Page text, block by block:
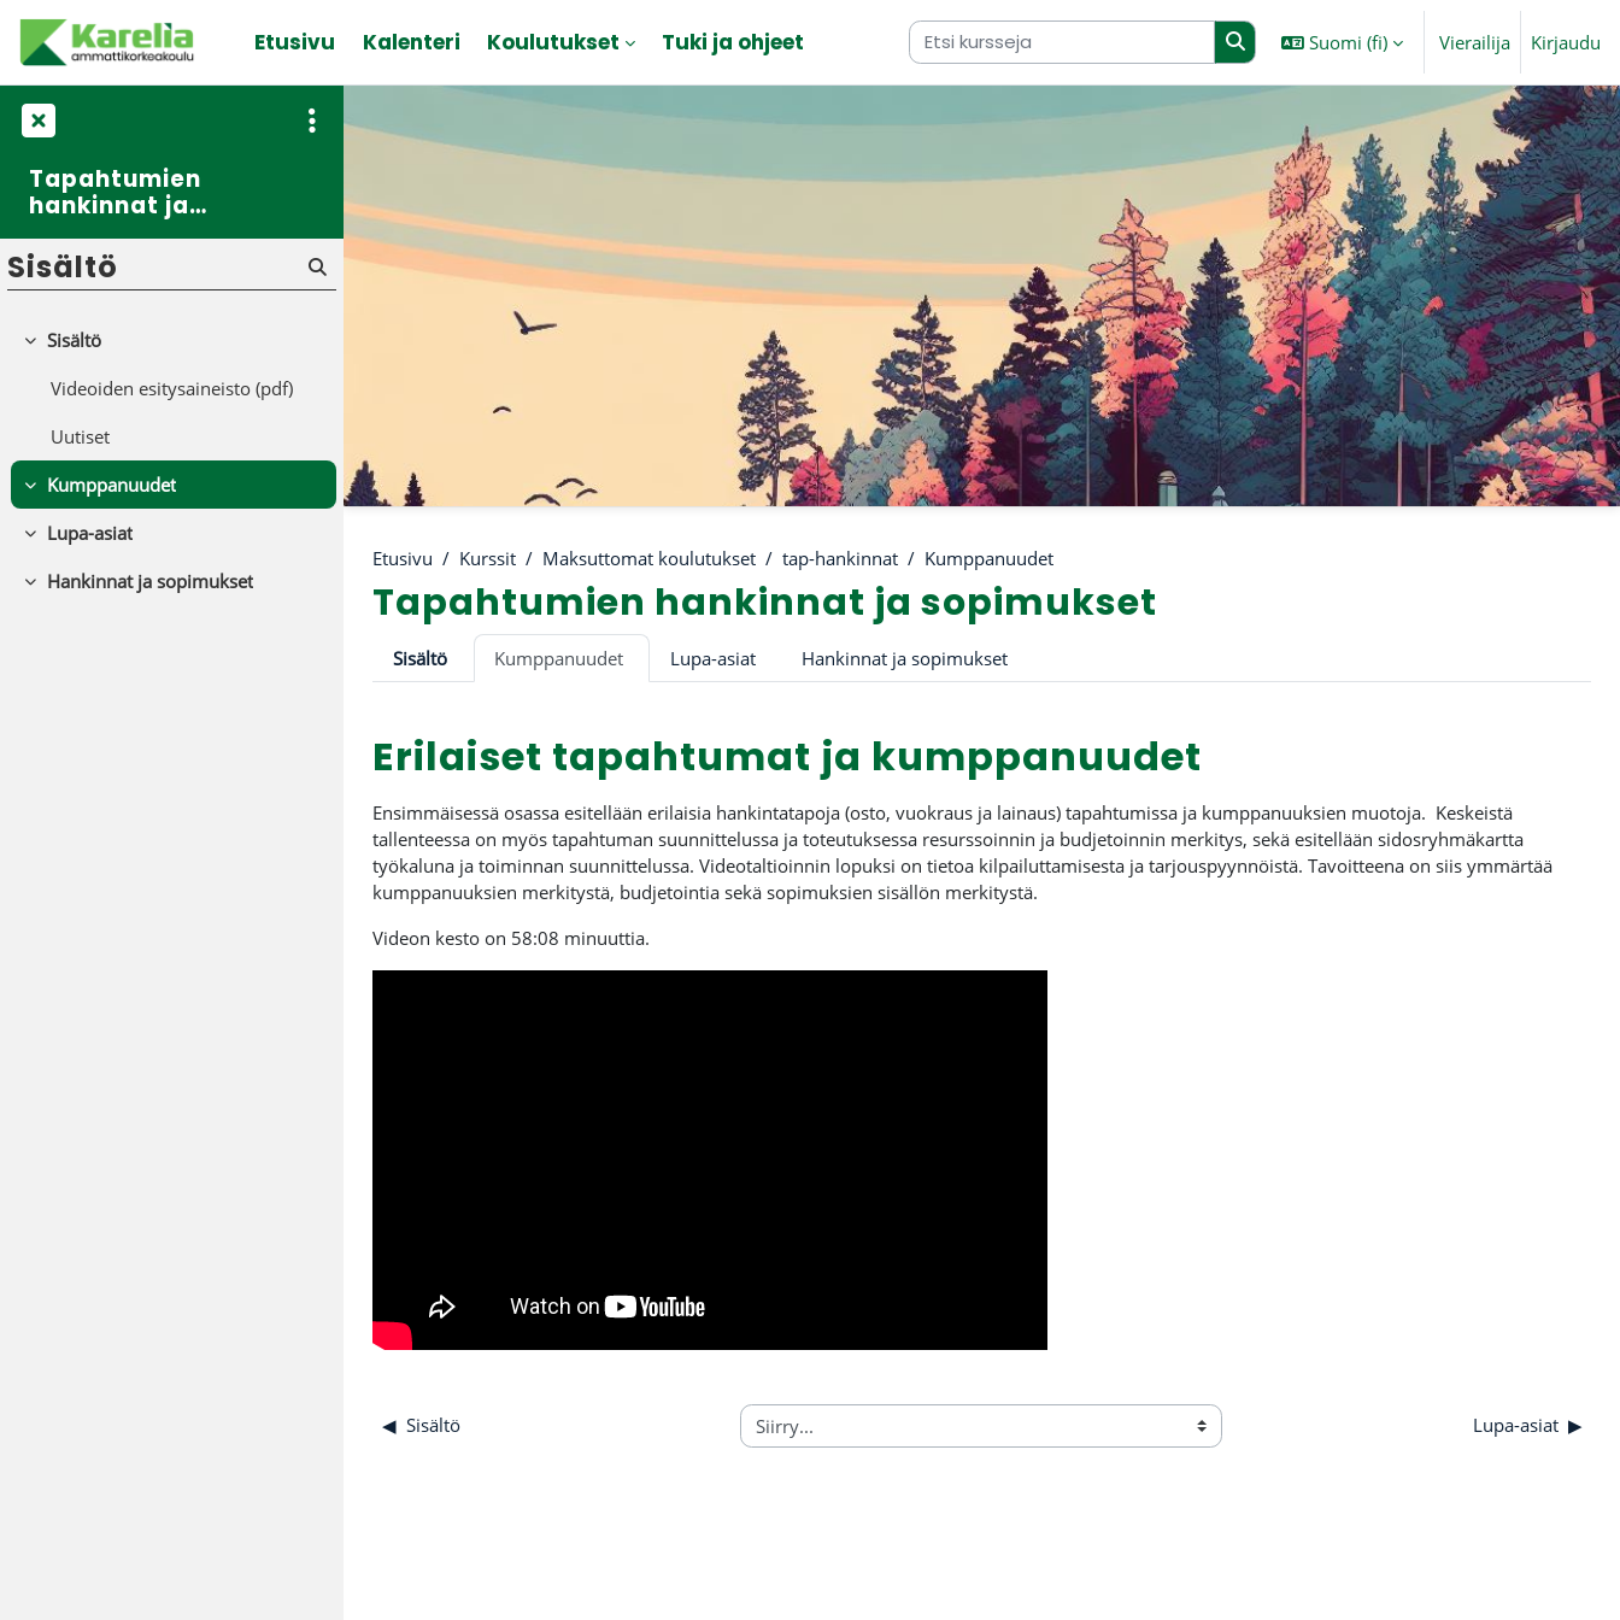
Etusivu Kalenteri Koulutukset Tuki ja ohjeet Suomi ‎(fi)‎ Vierailija Kirjaudu
Etusivu Kurssit Maksuttomat koulutukset tap-hankinnat Kumppanuudet
Tapahtumien hankinnat ja sopimukset
Osion ääriviiva
Sisältö Kumppanuudet Lupa-asiat Hankinnat ja sopimukset
Erilaiset tapahtumat ja kumppanuudet
Ensimmäisessä osassa esitellään erilaisia hankintatapoja (osto, vuokraus ja lainaus) tapahtumissa ja kumppanuuksien muotoja. Keskeistä
tallenteessa on myös tapahtuman suunnittelussa ja toteutuksessa resurssoinnin ja budjetoinnin merkitys, sekä esitellään sidosryhmäkartta
työkaluna ja toiminnan suunnittelussa. Videotaltioinnin lopuksi on tietoa kilpailuttamisesta ja tarjouspyynnöistä. Tavoitteena on siis ymmärtää
kumppanuuksien merkitystä, budjetointia sekä sopimuksien sisällön merkitystä.
Videon kesto on 58:08 minuuttia.
◀︎ Sisältö ▶︎
Lupa-asiat
Tapahtumien
hankinnat ja
sopimukset
Sisältö
Tiivistä
Sisältö
Videoiden esitysaineisto (pdf)
Uutiset
Tiivistä
Kumppanuudet
Tiivistä
Lupa-asiat
Tiivistä
Hankinnat ja sopimukset